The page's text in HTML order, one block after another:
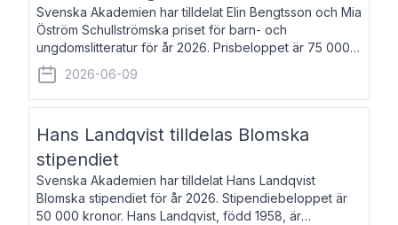
Svenska Akademien har tilldelat Elin Bengtsson och Mia
Öström Schullströmska priset för barn- och
ungdomslitteratur för år 2026. Prisbeloppet är 75 000
kronor vardera. Elin Bengtsson, född 1987, är författare
och forskare i genusvetenskap.
2026-06-09
Hans Landqvist tilldelas Blomska
stipendiet
Svenska Akademien har tilldelat Hans Landqvist
Blomska stipendiet för år 2026. Stipendiebeloppet är
50 000 kronor. Hans Landqvist, född 1958, är